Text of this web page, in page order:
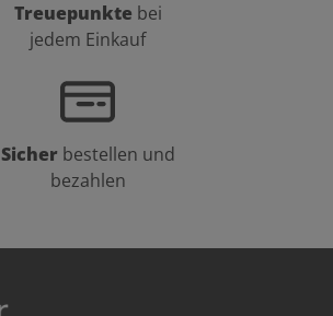
Treuepunkte bei
jedem Einkauf
Sicher bestellen und
bezahlen